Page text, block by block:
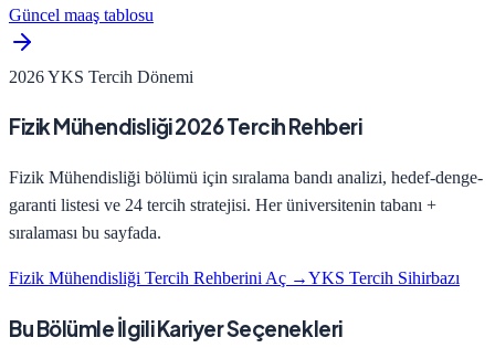
Güncel maaş tablosu
2026 YKS Tercih Dönemi
Fizik Mühendisliği2026 Tercih Rehberi
Fizik Mühendisliği bölümü için sıralama bandı analizi, hedef-denge-
garanti listesi ve 24 tercih stratejisi. Her üniversitenin tabanı +
sıralaması bu sayfada.
Fizik Mühendisliği Tercih Rehberini Aç →YKS Tercih Sihirbazı
Bu Bölümle İlgili Kariyer Seçenekleri